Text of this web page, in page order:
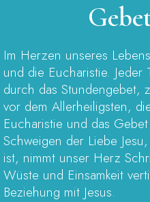
Im Herzen unseres
und die Eucharistie. Jeder
durch das Stundengebet,
vor dem Allerheiligsten,
Eucharistie und das
Schweigen der Liebe
ist, nimmt unser Herz
Wüste und Einsamkeit
Beziehung mit Jesus.